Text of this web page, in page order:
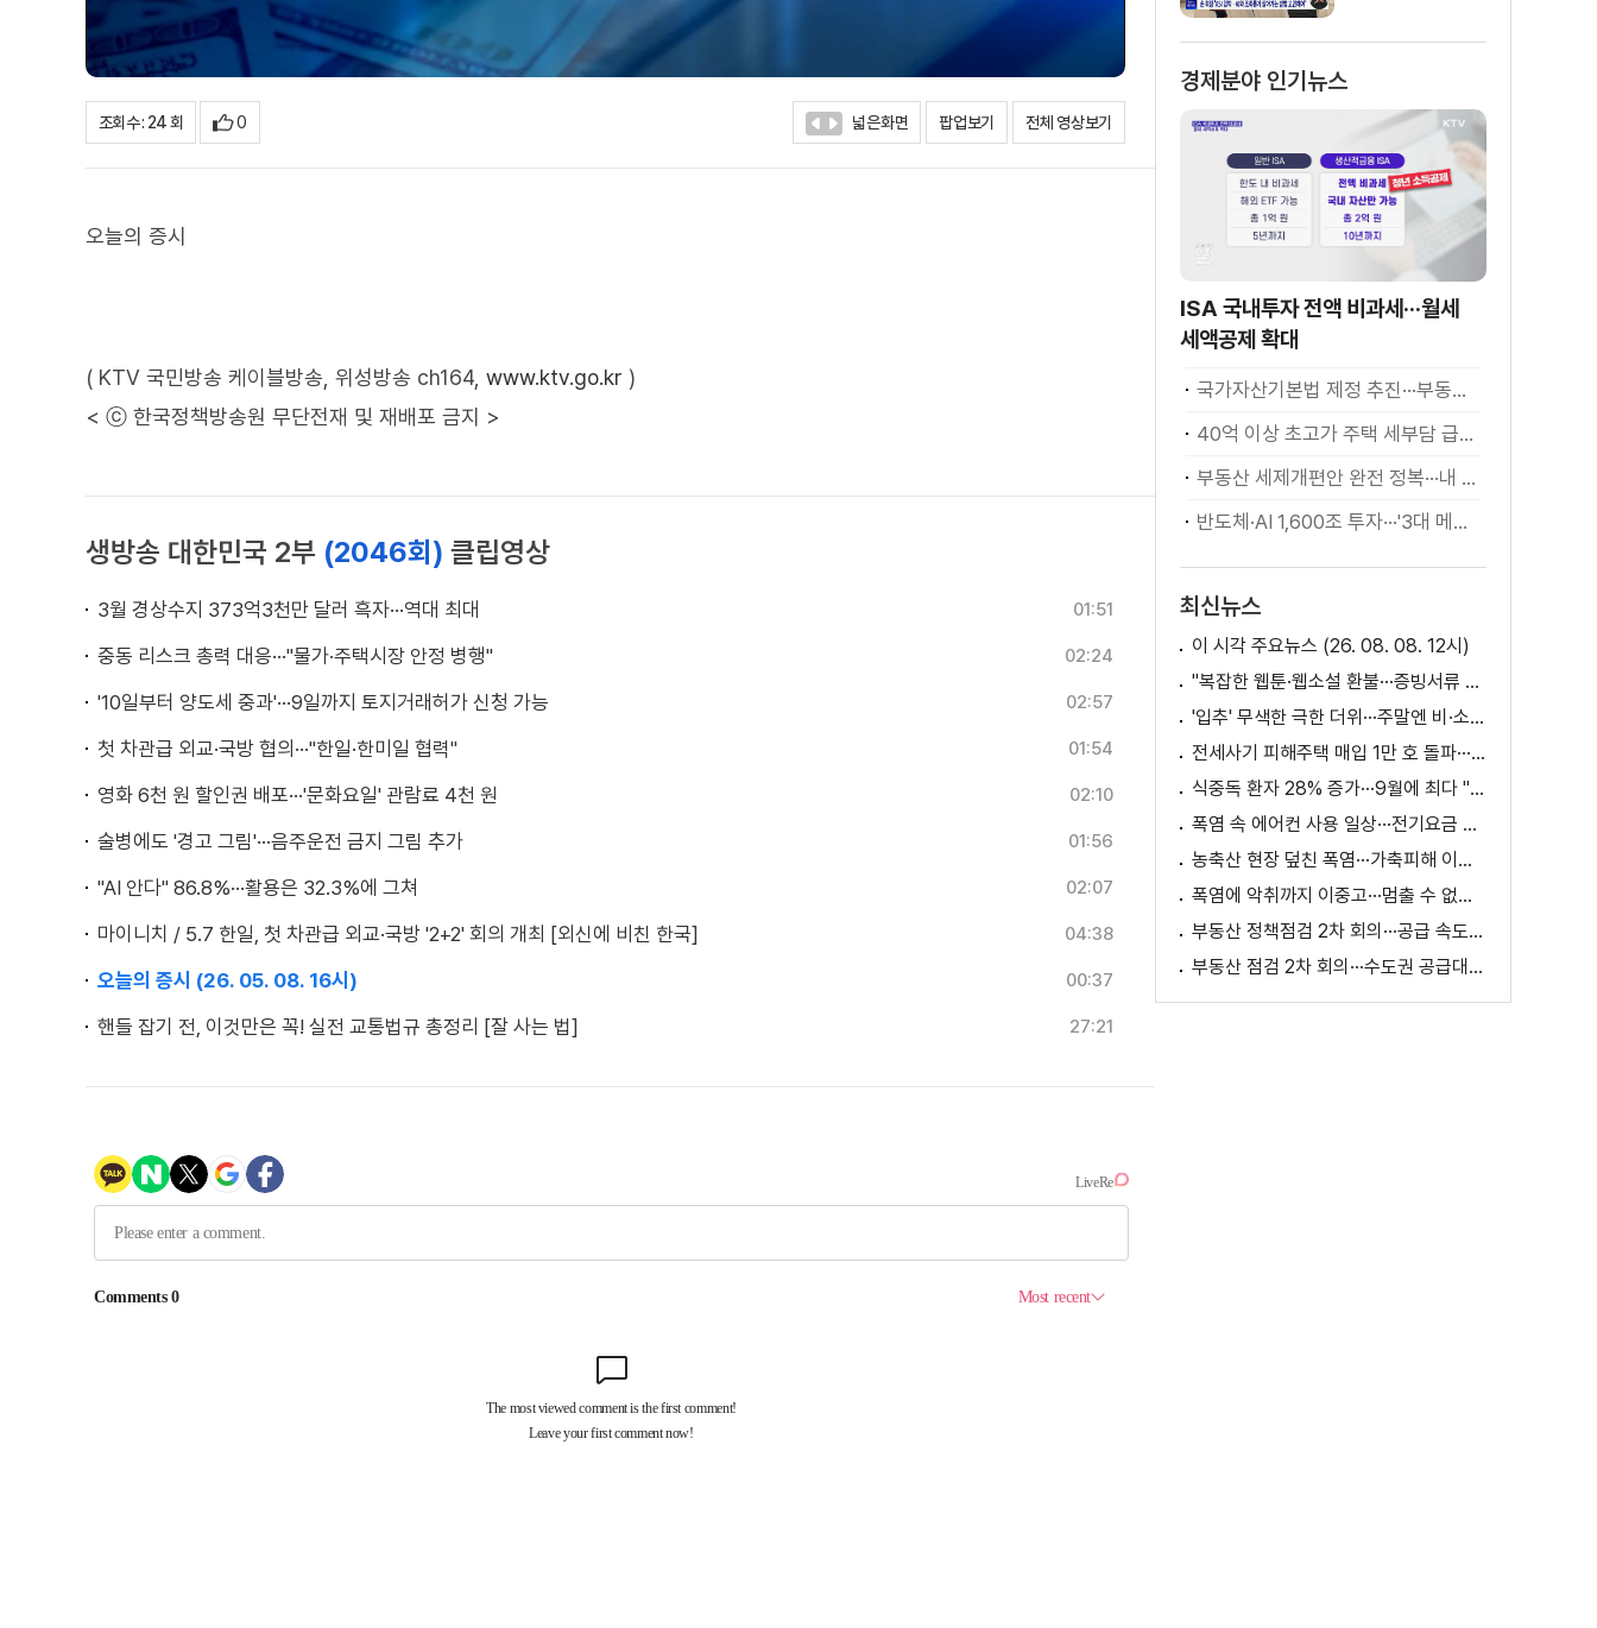
조회수 : 24 회 0 넓은화면 팝업보기 전체 영상보기
오늘의 증시
( KTV 국민방송 케이블방송, 위성방송 ch164, www.ktv.go.kr )
< ⓒ 한국정책방송원 무단전재 및 재배포 금지 >
생방송 대한민국 2부 (2046회) 클립영상
3월 경상수지 373억3천만 달러 흑자···역대 최대 01:51
중동 리스크 총력 대응···"물가·주택시장 안정 병행" 02:24
'10일부터 양도세 중과'···9일까지 토지거래허가 신청 가능 02:57
첫 차관급 외교·국방 협의···"한일·한미일 협력" 01:54
영화 6천 원 할인권 배포···'문화요일' 관람료 4천 원 02:10
술병에도 '경고 그림'···음주운전 금지 그림 추가 01:56
"AI 안다" 86.8%···활용은 32.3%에 그쳐 02:07
마이니치 / 5.7 한일, 첫 차관급 외교·국방 '2+2' 회의 개최 [외신에 비친 한국] 04:38
오늘의 증시 (26. 05. 08. 16시) 00:37
핸들 잡기 전, 이것만은 꼭! 실전 교통법규 총정리 [잘 사는 법] 27:21
경제분야 인기뉴스
ISA 국내투자 전액 비과세···월세
세액공제 확대
국가자산기본법 제정 추진···부동산·주식 등 통합 관리
40억 이상 초고가 주택 세부담 급증···실수요자 보호 강화
부동산 세제개편안 완전 정복···내 세금 어떻게 달라지나? [K-정책 사용법]
반도체·AI 1,600조 투자···'3대 메가프로젝트' 속도
최신뉴스
이 시각 주요뉴스 (26. 08. 08. 12시)
"복잡한 웹툰·웹소설 환불···증빙서류 요구까지"
'입추' 무색한 극한 더위···주말엔 비·소나기
전세사기 피해주택 매입 1만 호 돌파···피해 지원 속도
식중독 환자 28% 증가···9월에 최다 "입추 방심 금물"
폭염 속 에어컨 사용 일상···전기요금 줄이려면?
농축산 현장 덮친 폭염···가축피해 이틀 새 28만 마리↑
폭염에 악취까지 이중고···멈출 수 없는 필수노동
부동산 정책점검 2차 회의···공급 속도전 본격화하나
부동산 점검 2차 회의···수도권 공급대책 논의